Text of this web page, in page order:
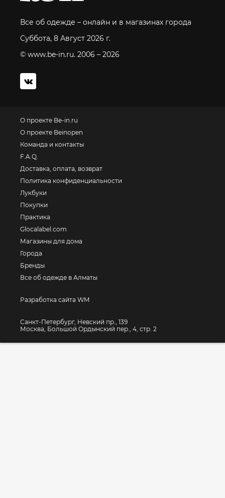
Все об одежде – онлайн и в магазинах города
Суббота, 8 Август 2026 г.
© www.be-in.ru. 2006 – 2026
О проекте Be-in.ru
О проекте Beinopen
Команда и контакты
F.A.Q.
Доставка, оплата, возврат
Политика конфиденциальности
Лукбуки
Покупки
Практика
Glocalabel.com
Магазины для дома
Города
Бренды
Все об одежде в Алматы
Разработка сайта WM
Санкт-Петербург, Невский пр., 139
Москва, Большой Ордынский пер., 4, стр. 2